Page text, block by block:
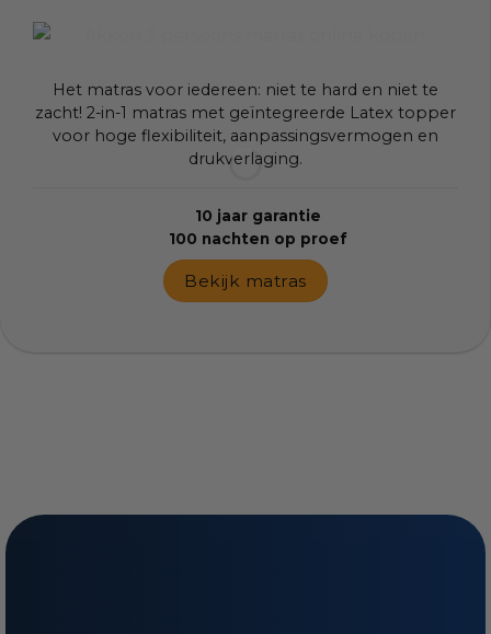
Het matras voor iedereen: niet te hard en niet te
zacht! 2-in-1 matras met geïntegreerde Latex topper
voor hoge flexibiliteit, aanpassingsvermogen en
drukverlaging.
10 jaar garantie
100 nachten op proef
Bekijk matras